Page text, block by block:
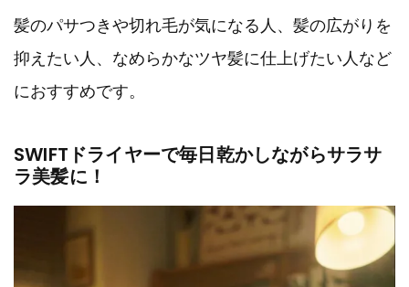
髪のパサつきや切れ毛が気になる人、髪の広がりを
抑えたい人、なめらかなツヤ髪に仕上げたい人など
におすすめです。
SWIFTドライヤーで毎日乾かしながらサラサ
ラ美髪に！